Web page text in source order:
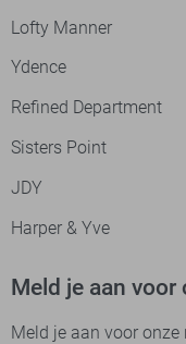
Lofty Manner
Ydence
Refined Department
Sisters Point
JDY
Harper & Yve
Meld je aan
Meld je aan voor